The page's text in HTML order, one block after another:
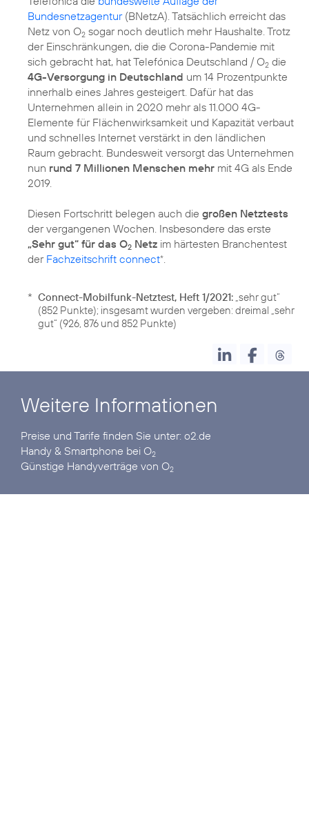
Bundesnetzagentur(BNetzA). Tatsächlich erreicht das
Netz von O2 sogar noch deutlich mehr Haushalte. Trotz
der Einschränkungen, die die Corona-Pandemie mit
sich gebracht hat, hat Telefónica Deutschland / O2 die
4G-Versorgung in Deutschland um 14 Prozentpunkte
innerhalb eines Jahres gesteigert. Dafür hat das
Unternehmen allein in 2020 mehr als 11.000 4G-
Elemente für Flächenwirksamkeit und Kapazität verbaut
und schnelles Internet verstärkt in den ländlichen
Raum gebracht. Bundesweit versorgt das Unternehmen
nun rund 7 Millionen Menschen mehr mit 4G als Ende
2019.
Diesen Fortschritt belegen auch die großen Netztests
der vergangenen Wochen. Insbesondere das erste
„Sehr gut“ für das O2 Netz im härtesten Branchentest
der Fachzeitschrift connect*.
* Connect-Mobilfunk-Netztest, Heft 1/2021: „sehr gut“
(852 Punkte); insgesamt wurden vergeben: dreimal „sehr
gut“ (926, 876 und 852 Punkte)
Weitere Informationen
Preise und Tarife finden Sie unter: o2.de
Handy & Smartphone bei O2
Günstige Handyverträge von O2